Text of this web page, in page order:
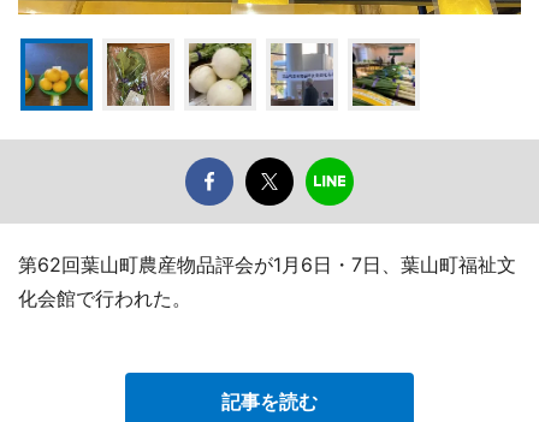
第62回葉山町農産物品評会が1月6日・7日、葉山町福祉文
化会館で行われた。
記事を読む